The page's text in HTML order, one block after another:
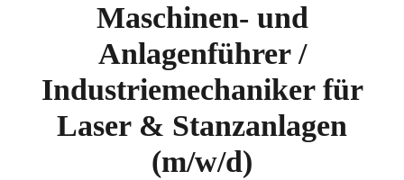
Maschinen- und
Anlagenführer /
Industriemechaniker für
Laser & Stanzanlagen
(m/w/d)